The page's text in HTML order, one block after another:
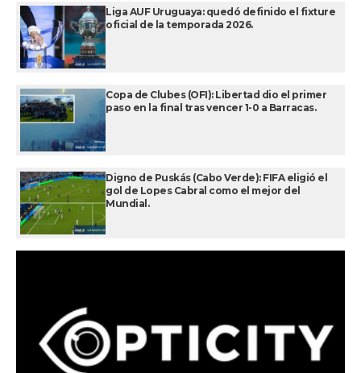
Liga AUF Uruguaya: quedó definido el fixture
oficial de la temporada 2026.
Copa de Clubes (OFI): Libertad dio el primer
paso en la final tras vencer 1-0 a Barracas.
Digno de Puskás (Cabo Verde): FIFA eligió el
gol de Lopes Cabral como el mejor del
Mundial.